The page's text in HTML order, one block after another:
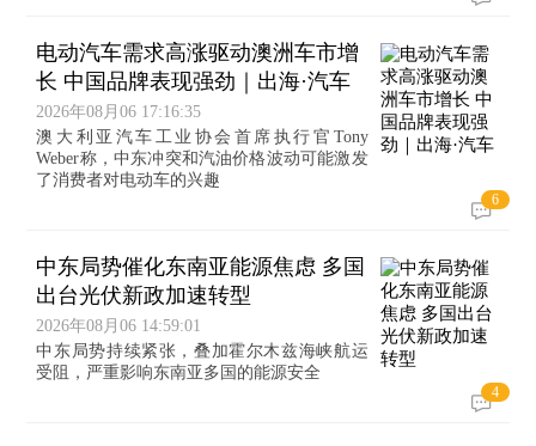
电动汽车需求高涨驱动澳洲车市增
长 中国品牌表现强劲｜出海·汽车
2026年08月06 17:16:35
澳大利亚汽车工业协会首席执行官Tony
Weber称，中东冲突和汽油价格波动可能激发
了消费者对电动车的兴趣
6
中东局势催化东南亚能源焦虑 多国
出台光伏新政加速转型
2026年08月06 14:59:01
中东局势持续紧张，叠加霍尔木兹海峡航运
受阻，严重影响东南亚多国的能源安全
4